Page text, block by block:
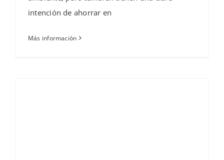
intención de ahorrar en
Más información